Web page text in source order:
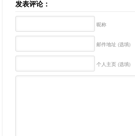
发表评论：
昵称
邮件地址 (选填)
个人主页 (选填)